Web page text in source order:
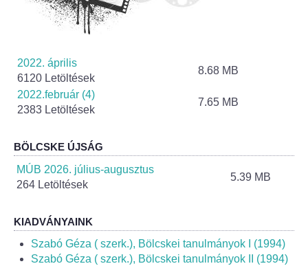
Közadat
Alapítványok
Helyi Építési Szabályzat
INTÉZMÉNYEK
Bölcskei Mesevár Óvoda és Bölcsőde
Óvodakert
Egészségügy
2022. április
6120 Letöltések
8.68 MB
2022.február (4)
2383 Letöltések
7.65 MB
BÖLCSKE ÚJSÁG
MÚB 2026. július-augusztus
264 Letöltések
5.39 MB
KIADVÁNYAINK
Szabó Géza ( szerk.), Bölcskei tanulmányok I (1994)
Szabó Géza ( szerk.), Bölcskei tanulmányok II (1994)